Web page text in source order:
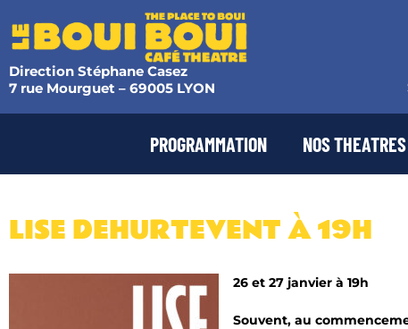
Direction Stéphane Casez
7 rue Mourguet – 69005 LYON
PROGRAMMATION NOS THEATRES
LISE DEHURTEVENT​ À 19H
26 et 27 janvier à 19h
Souvent, au